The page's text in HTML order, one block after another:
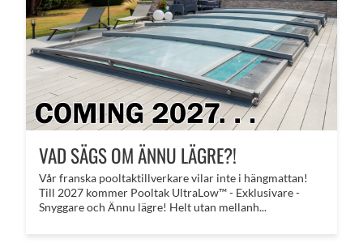
VAD SÄGS OM ÄNNU LÄGRE?!
​Vår franska pooltaktillverkare vilar inte i hängmattan!
Till 2027 kommer Pooltak UltraLow™ - Exklusivare -
Snyggare och Ännu lägre! Helt utan mellanh...